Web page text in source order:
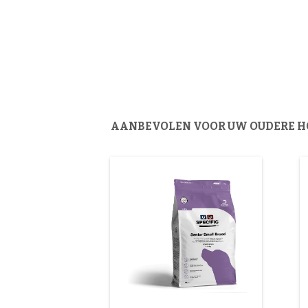
AANBEVOLEN VOOR UW OUDERE